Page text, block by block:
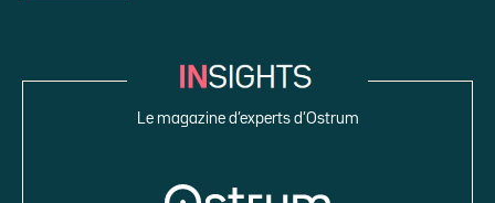
Le magazine d’experts d’Ostrum